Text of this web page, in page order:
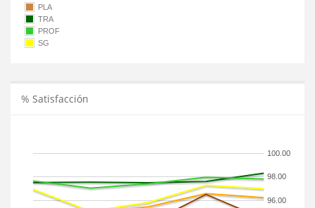
PLA
TRA
PROF
SG
% Satisfacción
96.00
98.00
100.00